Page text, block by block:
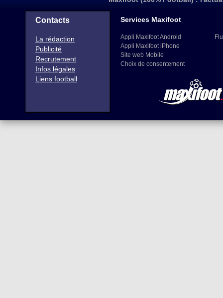
Contacts
La rédaction
Publicité
Recrutement
Infos légales
Liens football
Services Maxifoot
Appli Maxifoot Android
Appli Maxifoot iPhone
Site web Mobile
Choix de consentement